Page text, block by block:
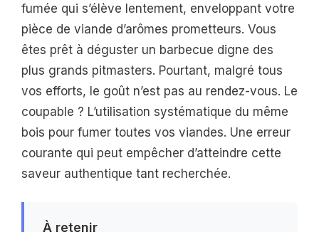
fumée qui s’élève lentement, enveloppant votre
pièce de viande d’arômes prometteurs. Vous
êtes prêt à déguster un barbecue digne des
plus grands pitmasters. Pourtant, malgré tous
vos efforts, le goût n’est pas au rendez-vous. Le
coupable ? L’utilisation systématique du même
bois pour fumer toutes vos viandes. Une erreur
courante qui peut empêcher d’atteindre cette
saveur authentique tant recherchée.
À retenir